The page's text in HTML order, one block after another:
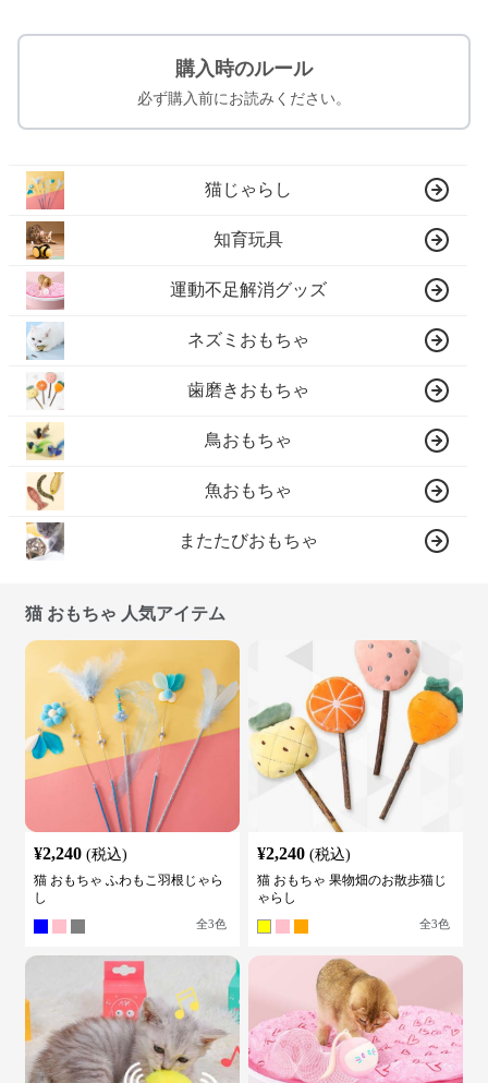
購入時のルール
必ず購入前にお読みください。
猫じゃらし
知育玩具
運動不足解消グッズ
ネズミおもちゃ
歯磨きおもちゃ
鳥おもちゃ
魚おもちゃ
またたびおもちゃ
猫 おもちゃ 人気アイテム
¥2,240 (税込)
猫 おもちゃ ふわもこ羽根じゃら
し
全3色
¥2,240 (税込)
猫 おもちゃ 果物畑のお散歩猫じ
ゃらし
全3色